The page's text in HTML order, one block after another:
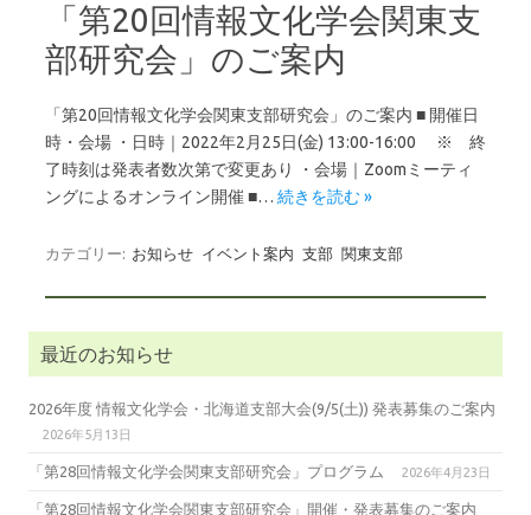
「第20回情報文化学会関東支
部研究会」のご案内
「第20回情報文化学会関東支部研究会」のご案内 ■ 開催日
時・会場 ・日時｜2022年2月25日(金) 13:00-16:00 ※ 終
了時刻は発表者数次第で変更あり ・会場｜Zoomミーティ
ングによるオンライン開催 ■… 続きを読む »
カテゴリー: お知らせ イベント案内 支部 関東支部
最近のお知らせ
2026年度 情報文化学会・北海道支部大会(9/5(土)) 発表募集のご案内
2026年5月13日
「第28回情報文化学会関東支部研究会」プログラム 2026年4月23日
「第28回情報文化学会関東支部研究会」開催・発表募集のご案内